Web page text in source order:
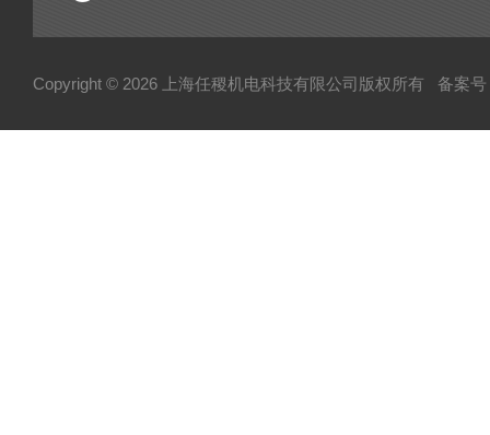
Copyright © 2026 上海任稷机电科技有限公司版权所有 备案号